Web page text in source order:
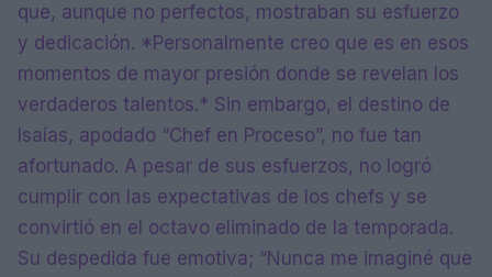
que, aunque no perfectos, mostraban su esfuerzo
y dedicación. *Personalmente creo que es en esos
momentos de mayor presión donde se revelan los
verdaderos talentos.* Sin embargo, el destino de
Isaías, apodado “Chef en Proceso”, no fue tan
afortunado. A pesar de sus esfuerzos, no logró
cumplir con las expectativas de los chefs y se
convirtió en el octavo eliminado de la temporada.
Su despedida fue emotiva; “Nunca me imaginé que